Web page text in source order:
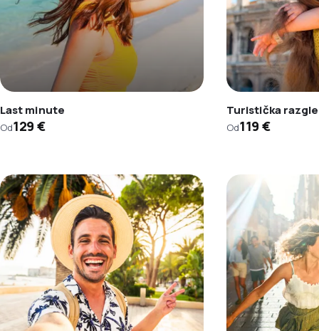
Last minute
Od129 €
Turistička
Od119 €